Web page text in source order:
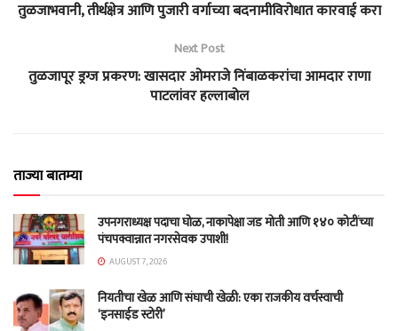
तुळजाभवानी, तीर्थक्षेत्र आणि पुजारी वर्गाच्या बदनामीविरोधात कारवाई करा
Next Post
तुळजापूर ड्रग्ज प्रकरण: खासदार ओमराजे निंबाळकरांचा आमदार राणा
पाटलांवर हल्लाबोल
ताज्या बातम्या
उपनगराध्यक्ष पदाचा घोळ, नाकापेक्षा जड मोती आणि १४० कोटींच्या
पंचपक्वान्नात नगरसेवक उपाशी!
AUGUST 7, 2026
नियतीचा खेळ आणि संघाची खेळी: एका राजकीय वर्चस्वाची
‘इनसाईड स्टोरी’